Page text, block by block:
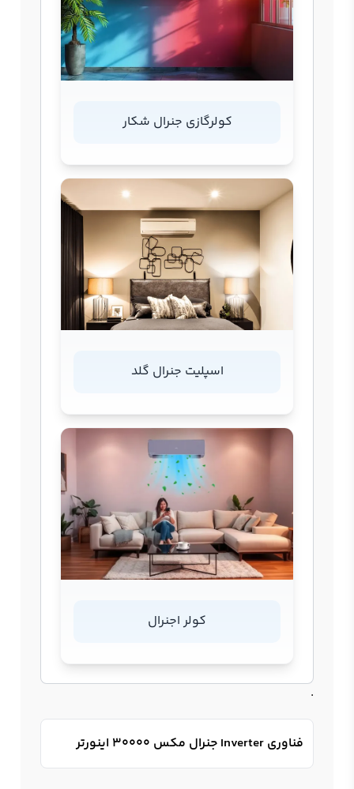
کولرگازی جنرال شکار
اسپلیت جنرال گلد
کولر اجنرال
.
فناوری‌ Inverter جنرال مکس 30000 اینورتر